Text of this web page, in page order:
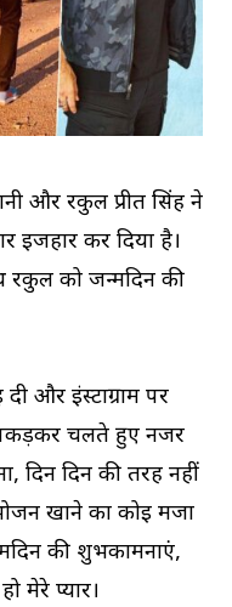
और रकुल प्रीत सिंह ने
इजहार कर दिया है।
को जन्मदिन की
और इंस्टाग्राम पर
पकड़कर चलते हुए नजर
दिन दिन की तरह नहीं
खाने का कोई मजा
की शुभकामनाएं,
मेरे प्यार।